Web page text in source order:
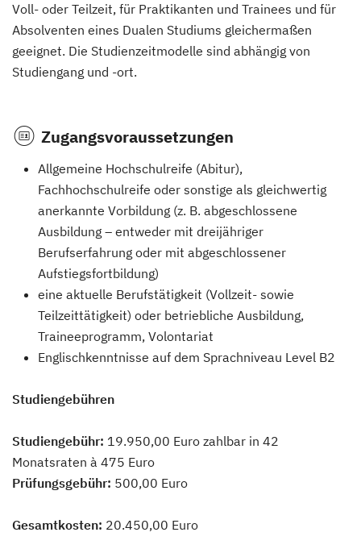
Voll- oder Teilzeit, für Praktikanten und Trainees und für
Absolventen eines Dualen Studiums gleichermaßen
geeignet. Die Studienzeitmodelle sind abhängig von
Studiengang und -ort.
Zugangsvoraussetzungen
Allgemeine Hochschulreife (Abitur),
Fachhochschulreife oder sonstige als gleichwertig
anerkannte Vorbildung (z. B. abgeschlossene
Ausbildung – entweder mit dreijähriger
Berufserfahrung oder mit abgeschlossener
Aufstiegsfortbildung)
eine aktuelle Berufstätigkeit (Vollzeit- sowie
Teilzeittätigkeit) oder betriebliche Ausbildung,
Traineeprogramm, Volontariat
Englischkenntnisse auf dem Sprachniveau Level B2
Studiengebühren
Studiengebühr: 19.950,00 Euro zahlbar in 42
Monatsraten à 475 Euro
Prüfungsgebühr: 500,00 Euro
Gesamtkosten: 20.450,00 Euro